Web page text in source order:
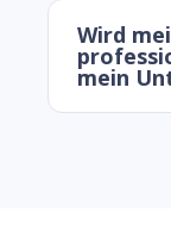
Wird
mein